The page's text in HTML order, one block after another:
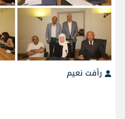
رأفت نعيم